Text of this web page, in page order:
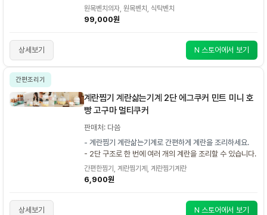
원목벤치의자, 원목벤치, 식탁벤치
99,000원
상세보기 N 스토어에서 보기
간편조리기
계란찜기 계란삶는기계 2단 에그쿠커 민트 미니 호
빵 고구마 멀티쿠커
판매처: 다씀
- 계란찜기 계란삶는기계로 간편하게 계란을 조리하세요.
- 2단 구조로 한 번에 여러 개의 계란을 조리할 수 있습니다.
간편한찜기, 계란찜기계, 계란찜기계란
6,900원
상세보기 N 스토어에서 보기